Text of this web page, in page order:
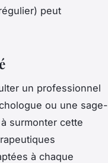
peut
un professionnel
ou une sage-
surmonter cette
à chaque